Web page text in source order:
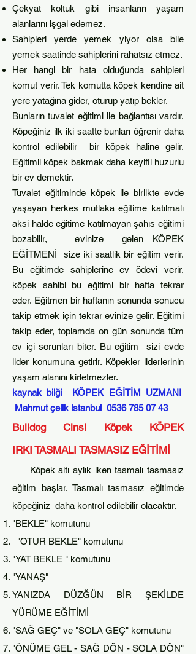
Çekyat koltuk gibi insanların yaşam
alanlarını işgal edemez.
Sahipleri yerde yemek yiyor olsa bile
yemek saatinde sahiplerini rahatsız etmez.
Her hangi bir hata olduğunda sahipleri
komut verir. Tek komutta köpek kendine ait
yere yatağına gider, oturup yatıp bekler.
Bunların tuvalet eğitimi ile bağlantısı vardır.
Köpeğiniz ilk iki saatte bunları öğrenir daha
kontrol edilebilir bir köpek haline gelir.
Eğitimli köpek bakmak daha keyifli huzurlu
bir ev demektir.
Tuvalet eğitiminde köpek ile birlikte evde
yaşayan herkes mutlaka eğitime katılmalı
aksi halde eğitime katılmayan şahıs eğitimi
bozabilir, evinize gelen KÖPEK
EĞİTMENİ size iki saatlik bir eğitim verir.
Bu eğitimde sahiplerine ev ödevi verir,
köpek sahibi bu eğitimi bir hafta tekrar
eder. Eğitmen bir haftanın sonunda sonucu
takip etmek için tekrar evinize gelir. Eğitimi
takip eder, toplamda on gün sonunda tüm
ev içi sorunları biter. Bu eğitim sizi evde
lider konumuna getirir. Köpekler liderlerinin
yaşam alanını kirletmezler.​
kaynak bilği KÖPEK EĞİTİM UZMANI
Mahmut çelik istanbul 0536 785 07 43
Bulldog Cinsi Köpek KÖPEK
IRKI TASMALI TASMASIZ EĞİTİMİ
Köpek altı aylık iken tasmalı tasmasız
eğitim başlar. Tasmalı tasmasız eğitimde
köpeğiniz daha kontrol edilebilir olacaktır.
"BEKLE" komutunu
"OTUR BEKLE" komutunu
"YAT BEKLE " komutunu
"YANAŞ"
YANIZDA DÜZĞÜN BİR ŞEKİLDE
YÜRÜME EĞİTİMİ
"SAĞ GEÇ" ve "SOLA GEÇ" komutunu
"ÖNÜME GEL - SAĞ DÖN - SOLA DÖN"